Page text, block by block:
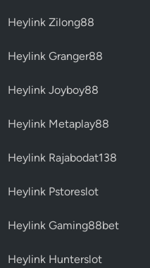
Heylink Zilong88
Heylink Granger88
Heylink Joyboy88
Heylink Metaplay88
Heylink Rajabodat138
Heylink Pstoreslot
Heylink Gaming88bet
Heylink Hunterslot